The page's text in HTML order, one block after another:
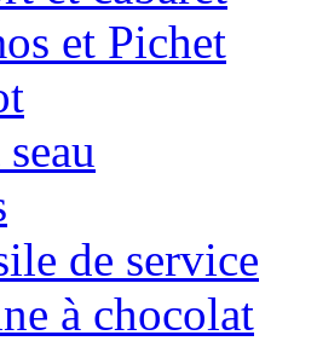
et Pichet
de service
à chocolat